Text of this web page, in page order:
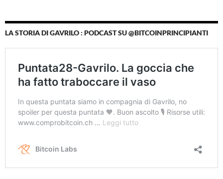
LA STORIA DI GAVRILO : PODCAST SU @BITCOINPRINCIPIANTI